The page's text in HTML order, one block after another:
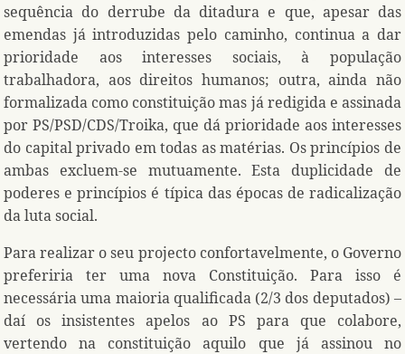
sequência do derrube da ditadura e que, apesar das
emendas já introduzidas pelo caminho, continua a dar
prioridade aos interesses sociais, à população
trabalhadora, aos direitos humanos; outra, ainda não
formalizada como constituição mas já redigida e assinada
por PS/PSD/CDS/Troika, que dá prioridade aos interesses
do capital privado em todas as matérias. Os princípios de
ambas excluem-se mutuamente. Esta duplicidade de
poderes e princípios é típica das épocas de radicalização
da luta social.
Para realizar o seu projecto confortavelmente, o Governo
preferiria ter uma nova Constituição. Para isso é
necessária uma maioria qualificada (2/3 dos deputados) –
daí os insistentes apelos ao PS para que colabore,
vertendo na constituição aquilo que já assinou no